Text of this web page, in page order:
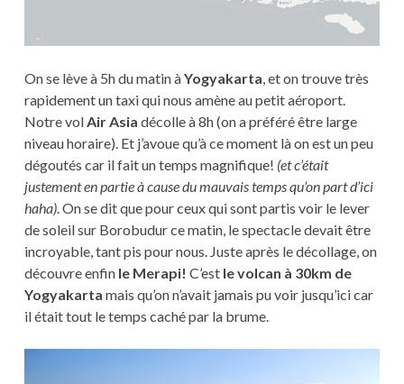
On se lève à 5h du matin àYogyakarta, et on trouve très
rapidement un taxi qui nous amène au petit aéroport.
Notre volAir Asia décolle à 8h (on a préféré être large
niveau horaire). Et j’avoue qu’à ce moment là on est un peu
dégoutés car il fait un temps magnifique! (et c’était
justement en partie à cause du mauvais temps qu’on part d’ici
haha). On se dit que pour ceux qui sont partis voir le lever
de soleil sur Borobudur ce matin, le spectacle devait être
incroyable, tant pis pour nous. Juste après le décollage, on
découvre enfin le Merapi! C’est le volcan à 30km de
Yogyakarta mais qu’on n’avait jamais pu voir jusqu’ici car
il était tout le temps caché par la brume.